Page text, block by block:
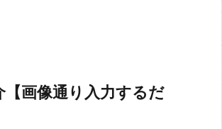
画像通り入力するだ